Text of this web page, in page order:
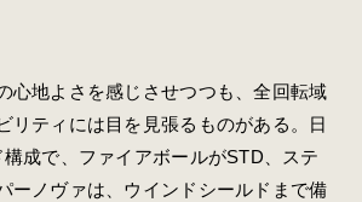
心地よさを感じさせつつも、全回転域
リティには目を見張るものがある。日
成で、ファイアボールがSTD、ステ
ーノヴァは、ウインドシールドまで備